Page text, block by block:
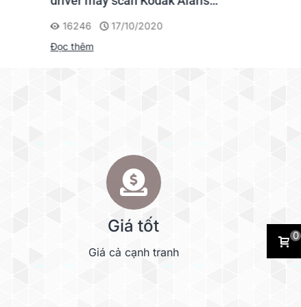
16246
17/10/2020
Đọc thêm
Giá tốt
Giá cả cạnh tranh
0